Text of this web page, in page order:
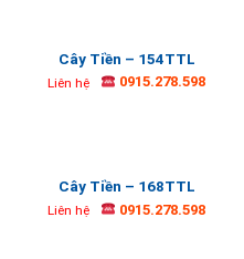
Cây Tiền – 154TTL
Liên hệ 0915.278.598
Cây Tiền – 168TTL
Liên hệ 0915.278.598